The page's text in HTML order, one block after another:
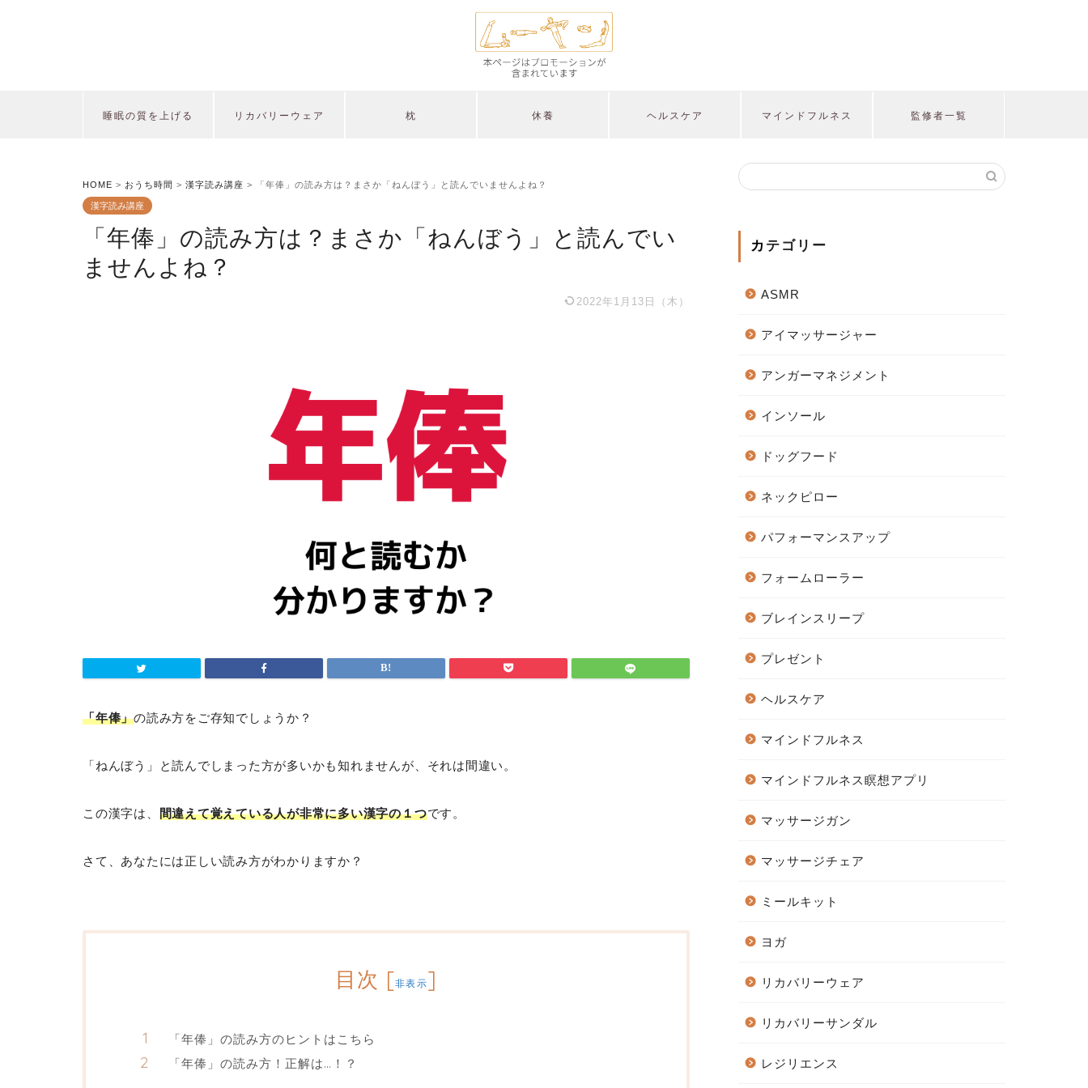
睡眠の質を上げる リカバリーウェア 枕 休養 ヘルスケア マインドフルネス 監修者一覧
HOME > おうち時間 > 漢字読み講座 > 「年俸」の読み方は？まさか「ねんぼう」と読んでいませんよね？
漢字読み講座
「年俸」の読み方は？まさか「ねんぼう」と読んでい
ませんよね？
2022年1月13日（木）
「年俸」の読み方をご存知でしょうか？
「ねんぼう」と読んでしまった方が多いかも知れませんが、それは間違い。
この漢字は、 間違えて覚えている人が非常に多い漢字の１つです。
さて、あなたには正しい読み方がわかりますか？
目次 [非表示]
「年俸」の読み方のヒントはこちら
「年俸」の読み方！正解は…！？
カテゴリー
ASMR
アイマッサージャー
アンガーマネジメント
インソール
ドッグフード
ネックピロー
パフォーマンスアップ
フォームローラー
ブレインスリープ
プレゼント
ヘルスケア
マインドフルネス
マインドフルネス瞑想アプリ
マッサージガン
マッサージチェア
ミールキット
ヨガ
リカバリーウェア
リカバリーサンダル
レジリエンス